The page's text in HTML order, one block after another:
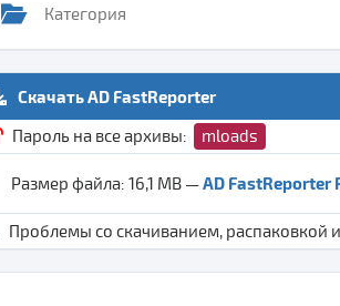
Категория
Скачать AD FastReporter
Пароль на все архивы:
mloads
Размер файла: 16,1 MB —AD FastReporter
Проблемы со скачиванием, распаковкой